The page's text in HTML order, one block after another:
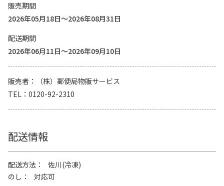
販売期間
2026年05月18日～2026年08月31日
配送期間
2026年06月11日～2026年09月10日
販売者
（株）郵便局物販サービス
TEL
0120-92-2310
配送情報
配送方法
佐川(冷凍)
のし
対応可